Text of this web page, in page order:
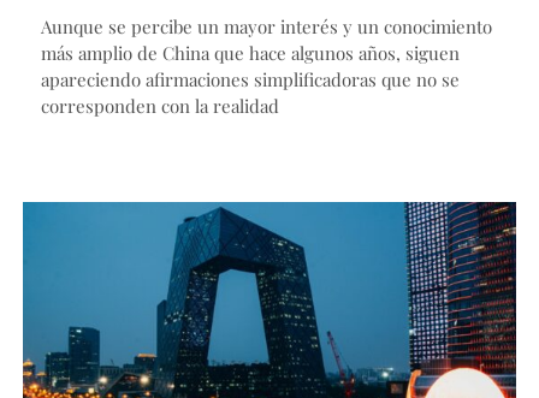
Aunque se percibe un mayor interés y un conocimiento
más amplio de China que hace algunos años, siguen
apareciendo afirmaciones simplificadoras que no se
corresponden con la realidad